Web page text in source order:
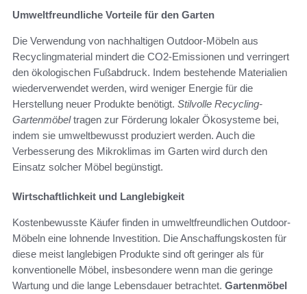
Umweltfreundliche Vorteile für den Garten
Die Verwendung von nachhaltigen Outdoor-Möbeln aus
Recyclingmaterial mindert die CO2-Emissionen und verringert
den ökologischen Fußabdruck. Indem bestehende Materialien
wiederverwendet werden, wird weniger Energie für die
Herstellung neuer Produkte benötigt. Stilvolle Recycling-
Gartenmöbeltragen zur Förderung lokaler Ökosysteme bei,
indem sie umweltbewusst produziert werden. Auch die
Verbesserung des Mikroklimas im Garten wird durch den
Einsatz solcher Möbel begünstigt.
Wirtschaftlichkeit und Langlebigkeit
Kostenbewusste Käufer finden in umweltfreundlichen Outdoor-
Möbeln eine lohnende Investition. Die Anschaffungskosten für
diese meist langlebigen Produkte sind oft geringer als für
konventionelle Möbel, insbesondere wenn man die geringe
Wartung und die lange Lebensdauer betrachtet. Gartenmöbel